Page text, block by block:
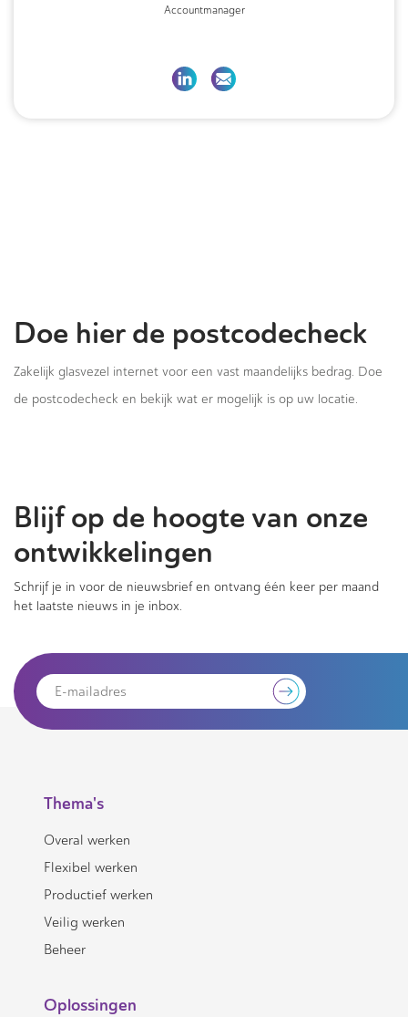
Accountmanager
Doe hier de postcodecheck
Zakelijk glasvezel internet voor een vast maandelijks bedrag. Doe
de postcodecheck en bekijk wat er mogelijk is op uw locatie.
Blijf op de hoogte van onze
ontwikkelingen
Schrijf je in voor de nieuwsbrief en ontvang één keer per maand
het laatste nieuws in je inbox.
Thema's
Overal werken
Flexibel werken
Productief werken
Veilig werken
Beheer
Oplossingen